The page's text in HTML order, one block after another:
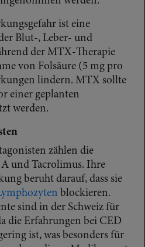
ist eine
Blut-, Leber- und
der MTX-Therapie
von Folsäure (5 mg pro
lindern. MTX sollte
einer geplanten
werden.
zählen die
und Tacrolimus. Ihre
beruht darauf, dass sie
blockieren.
sind in der Schweiz für
die Erfahrungen bei CED
ist, was besonders für